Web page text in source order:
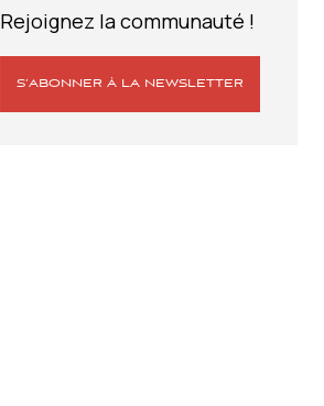
Rejoignez la communauté !
S’ABONNER À LA NEWSLETTER